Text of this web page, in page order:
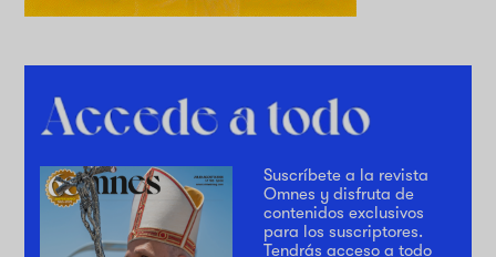
Suscríbete a la revista
Omnes y disfruta de
contenidos exclusivos
para los suscriptores.
Tendrás acceso a todo